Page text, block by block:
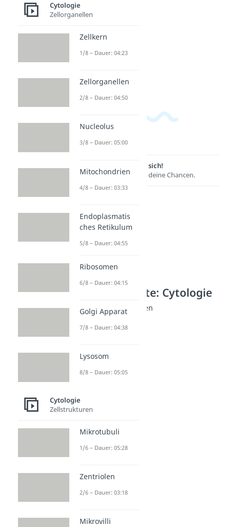
Lernen lohnt sich!
Entdecke hier deine Chancen.
Weitere Inhalte: Cytologie
Zell-Zell-Verbindungen
Plasmodesmen
Dauer: 04:06
Tight Junctions
Dauer: 05:02
Cytologie
Zellorganellen
Zellkern
1/8 – Dauer: 04:23
Zellorganellen
2/8 – Dauer: 04:50
Nucleolus
3/8 – Dauer: 05:00
Mitochondrien
4/8 – Dauer: 03:33
Endoplasmatis
ches Retikulum
5/8 – Dauer: 04:55
Ribosomen
6/8 – Dauer: 04:15
Golgi Apparat
7/8 – Dauer: 04:38
Lysosom
8/8 – Dauer: 05:05
Cytologie
Zellstrukturen
Mikrotubuli
1/6 – Dauer: 05:28
Zentriolen
2/6 – Dauer: 03:18
Mikrovilli